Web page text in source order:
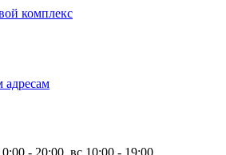
адресам
- 20:00, вс 10:00 - 19:00